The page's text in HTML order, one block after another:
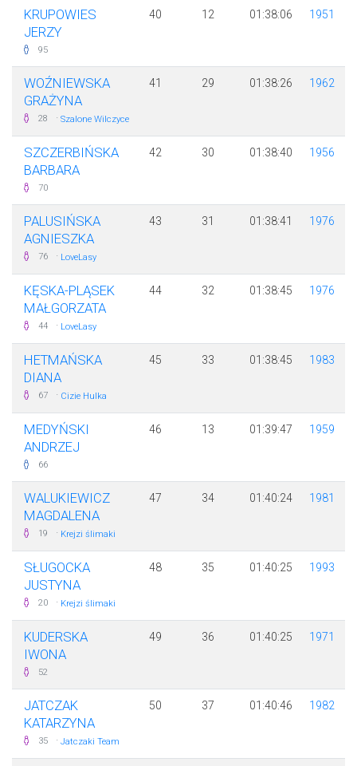
KRUPOWIES
JERZY
95
40 12 01:38:06 1951
WOŹNIEWSKA
GRAŻYNA
28 · Szalone Wilczyce
41 29 01:38:26 1962
SZCZERBIŃSKA
BARBARA
70
42 30 01:38:40 1956
PALUSIŃSKA
AGNIESZKA
76 · LoveLasy
43 31 01:38:41 1976
KĘSKA-PLĄSEK
MAŁGORZATA
44 · LoveLasy
44 32 01:38:45 1976
HETMAŃSKA
DIANA
67 · Cizie Hulka
45 33 01:38:45 1983
MEDYŃSKI
ANDRZEJ
66
46 13 01:39:47 1959
WALUKIEWICZ
MAGDALENA
19 · Krejzi ślimaki
47 34 01:40:24 1981
SŁUGOCKA
JUSTYNA
20 · Krejzi ślimaki
48 35 01:40:25 1993
KUDERSKA
IWONA
52
49 36 01:40:25 1971
JATCZAK
KATARZYNA
35 · Jatczaki Team
50 37 01:40:46 1982